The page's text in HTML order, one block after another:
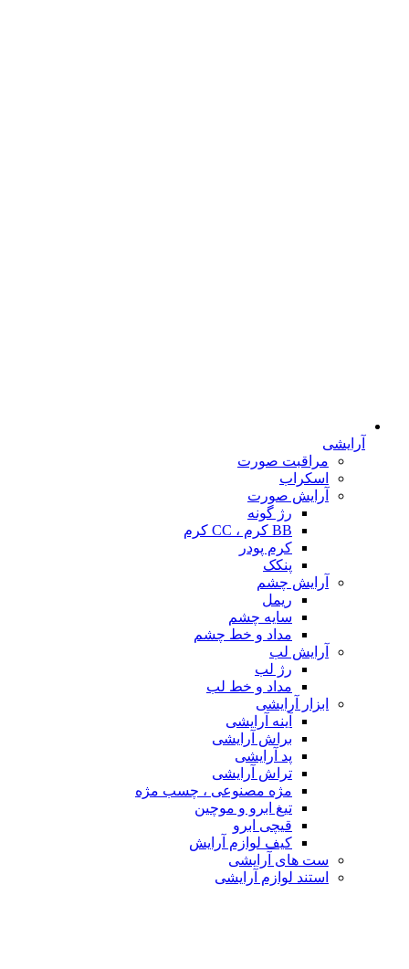
آرایشی
مراقبت صورت
اسکراب
آرایش صورت
رژ گونه
BB کرم ، CC کرم
کرم پودر
پنکک
آرایش چشم
ریمل
سایه چشم
مداد و خط چشم
آرایش لب
رژ لب
مداد و خط لب
ابزار آرایشی
آینه آرایشی
براش آرایشی
پد آرایشی
تراش آرایشی
مژه مصنوعی ، چسب مژه
تیغ ابرو و موچین
قیچی ابرو
کیف لوازم آرایش
ست های آرایشی
استند لوازم آرایشی